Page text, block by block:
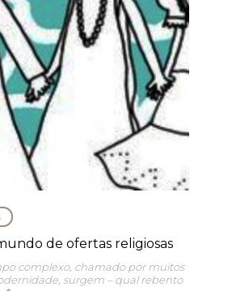
de ofertas religiosas
complexo, chamado por muitos
surgem – qual rebento